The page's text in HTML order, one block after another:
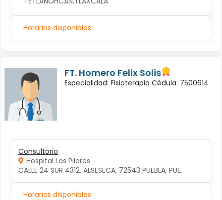
Horarios disponibles
FT. Homero Felix Solis
Especialidad: Fisioterapia Cédula: 7500614
Consultorio
Hospital Los Pilares
CALLE 24 SUR 4312, ALSESECA, 72543 PUEBLA, PUE.
Horarios disponibles